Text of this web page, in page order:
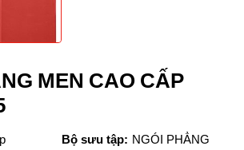
MEN CAO CẤP
Bộ sưu tập: NGÓI PHẲNG